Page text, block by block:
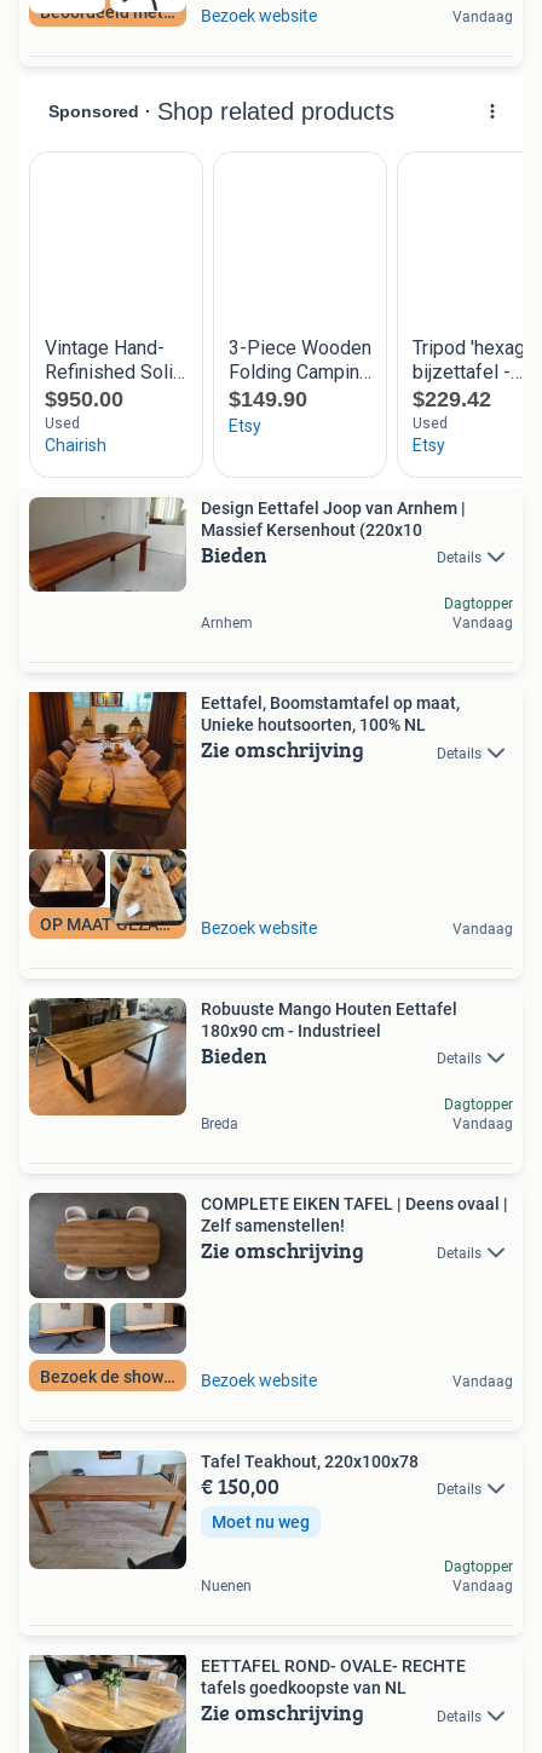
Beoordeeld met 9+ Bezoek website Vandaag
Design Eettafel Joop van Arnhem |
Massief Kersenhout (220x10
Bieden Details
Arnhem
Dagtopper
Vandaag
OP MAAT GEZAAGD
Eettafel, Boomstamtafel op maat,
Unieke houtsoorten, 100% NL
Zie omschrijving Details
Bezoek website Vandaag
Robuuste Mango Houten Eettafel
180x90 cm - Industrieel
Bieden Details
Breda
Dagtopper
Vandaag
Bezoek de showroom
COMPLETE EIKEN TAFEL | Deens ovaal |
Zelf samenstellen!
Zie omschrijving Details
Bezoek website Vandaag
Tafel Teakhout, 220x100x78
€ 150,00 Details
Moet nu weg
Nuenen
Dagtopper
Vandaag
EETTAFEL ROND- OVALE- RECHTE
tafels goedkoopste van NL
Zie omschrijving Details